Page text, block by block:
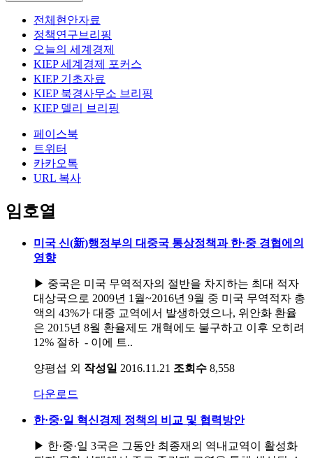
전체현안자료
정책연구브리핑
오늘의 세계경제
KIEP 세계경제 포커스
KIEP 기초자료
KIEP 북경사무소 브리핑
KIEP 델리 브리핑
페이스북
트위터
카카오톡
URL 복사
임호열
미국 신(新)행정부의 대중국 통상정책과 한·중 경협에의
영향
▶ 중국은 미국 무역적자의 절반을 차지하는 최대 적자
대상국으로 2009년 1월~2016년 9월 중 미국 무역적자 총
액의 43%가 대중 교역에서 발생하였으나, 위안화 환율
은 2015년 8월 환율제도 개혁에도 불구하고 이후 오히려
12% 절하 - 이에 트..
양평섭 외 작성일 2016.11.21 조회수 8,558
다운로드
한·중·일 혁신경제 정책의 비교 및 협력방안
▶ 한·중·일 3국은 그동안 최종재의 역내교역이 활성화